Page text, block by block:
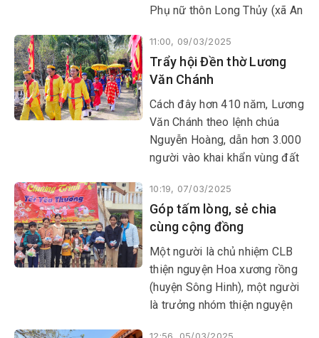
Phụ nữ thôn Long Thủy (xã An
với từng hoàn cảnh gia đình, là
điểm tựa cho nhiều phụ nữ
nghèo, thanh thiếu niên chưa
ngoan trong thôn.
11:00, 09/03/2025
Trẩy hội Đền thờ Lương
Văn Chánh
Cách đây hơn 410 năm, Lương
Văn Chánh theo lệnh chúa
Nguyễn Hoàng, dẫn hơn 3.000
người vào khai khẩn vùng đất
đến Bắc đèo Cả, lập nên phủ
Phú Yên (Phú Yên ngày nay).
Năm 1611, ông mất, được
Nhân dân tôn làm Thành hoàng
và lập đền thờ tại thôn Phụng
Tường, xã Hòa Trị (huyện Phú
Hòa).
10:19, 07/03/2025
Góp tấm lòng, sẻ chia
cùng cộng đồng
Một người là chủ nhiệm CLB
thiện nguyện Hoa xương rồng
(huyện Sông Hinh), một người
là trưởng nhóm thiện nguyện